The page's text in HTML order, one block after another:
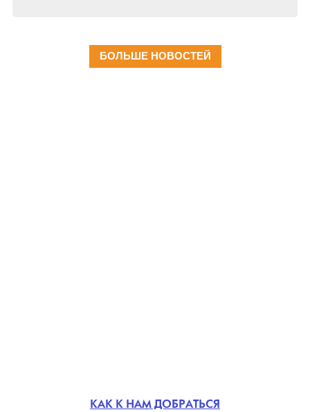
БОЛЬШЕ НОВОСТЕЙ
КАК К НАМ ДОБРАТЬСЯ